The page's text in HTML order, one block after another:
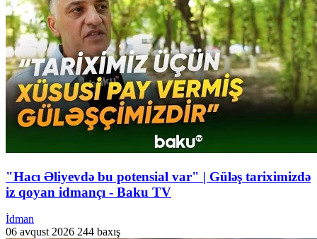
"Hacı Əliyevdə bu potensial var" | Güləş tariximizdə
iz qoyan idmançı - Baku TV
İdman
06 avqust 2026 244 baxış